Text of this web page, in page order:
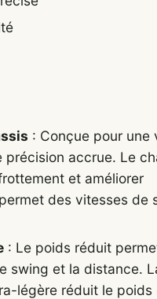
: Conçue pour une
précision accrue. Le
et améliorer
des vitesses de
: Le poids réduit
swing et la distance.
légère réduit le poids